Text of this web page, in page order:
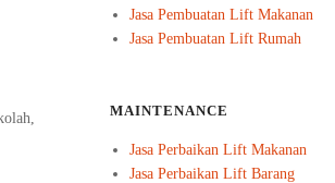
Jasa Pembuatan Lift Makanan
Jasa Pembuatan Lift Rumah
MAINTENANCE
Jasa Perbaikan Lift Makanan
Jasa Perbaikan Lift Barang